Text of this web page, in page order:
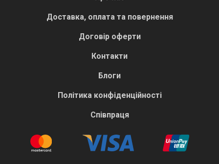
Доставка, оплата та повернення
Договір оферти
Контакти
Блоги
Політика конфіденційності
Співпраця